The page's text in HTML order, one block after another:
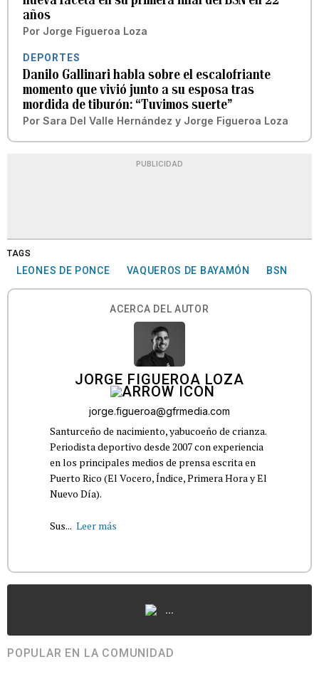
años
Por Jorge Figueroa Loza
DEPORTES
Danilo Gallinari habla sobre el escalofriante
momento que vivió junto a su esposa tras
mordida de tiburón: “Tuvimos suerte”
Por Sara Del Valle Hernández y Jorge Figueroa Loza
PUBLICIDAD
TAGS
LEONES DE PONCE VAQUEROS DE BAYAMÓN BSN
ACERCA DEL AUTOR
JORGE FIGUEROA LOZA
jorge.figueroa@gfrmedia.com
Santurceño de nacimiento, yabucoeño de crianza.
Periodista deportivo desde 2007 con experiencia
en los principales medios de prensa escrita en
Puerto Rico (El Vocero, Índice, Primera Hora y El
Nuevo Día).
Sus... Leer más
...
POPULAR EN LA COMUNIDAD